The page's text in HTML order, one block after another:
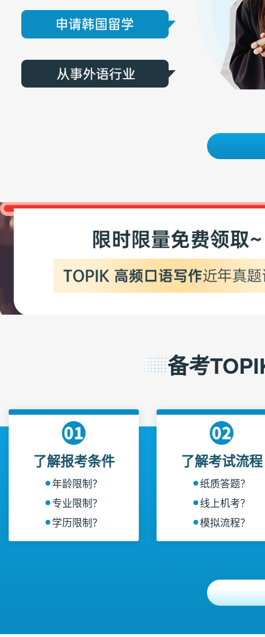
备考
了解报考条件
年龄限制？
专业限制？
学历限制？
了解考试流程
纸质答题？
线上机考？
模拟流程？